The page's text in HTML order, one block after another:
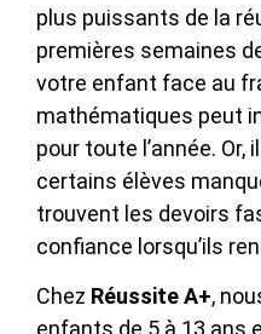
plus puissants de la
premières semaines
votre enfant face au
mathématiques peut
pour toute l’année. Or,
certains élèves
trouvent les devoirs
confiance lorsqu’ils
Chez Réussite A+,